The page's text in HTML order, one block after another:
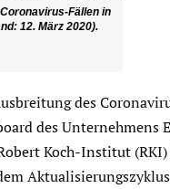
Fällen in
12. März 2020).
des
des Unternehmens
Koch-Institut